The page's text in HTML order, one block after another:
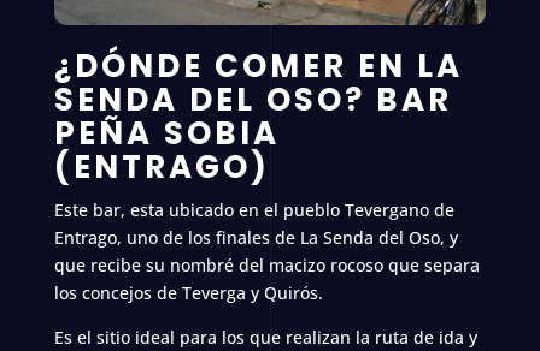
¿DÓNDE COMER EN LA
SENDA DEL OSO? BAR
PEÑA SOBIA
(ENTRAGO)
Este bar, esta ubicado en el pueblo Tevergano de
Entrago, uno de los finales de La Senda del Oso, y
que recibe su nombré del macizo rocoso que separa
los concejos de Teverga y Quirós.
Es el sitio ideal para los que realizan la ruta de ida y